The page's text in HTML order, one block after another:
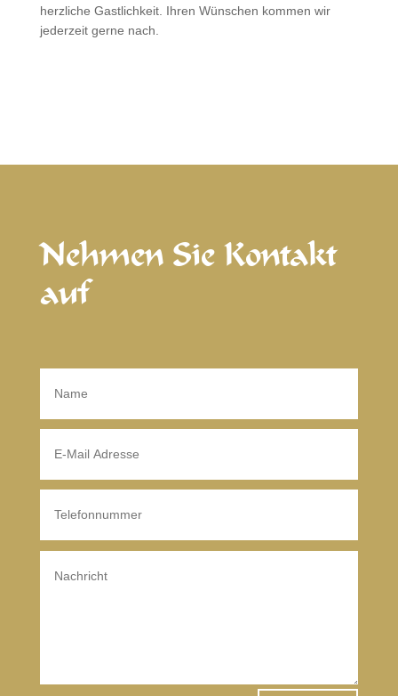
herzliche Gastlichkeit. Ihren Wünschen kommen wir
jederzeit gerne nach.
Nehmen Sie Kontakt
auf